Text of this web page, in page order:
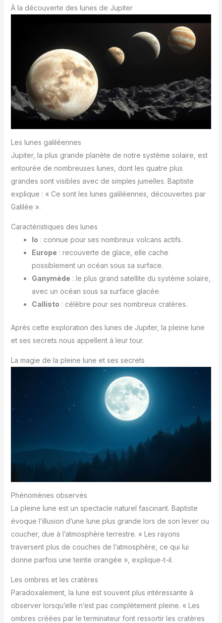
À la découverte des lunes de Jupiter
Les lunes galiléennes
Jupiter, la plus grande planète de notre système solaire, est
entourée de nombreuses lunes, dont les quatre plus
grandes sont visibles avec de simples jumelles. Baptiste
explique : « Ce sont les lunes galiléennes, découvertes par
Galilée ».
Caractéristiques des lunes
Io : connue pour ses nombreux volcans actifs.
Europe : recouverte de glace, elle cache
possiblement un océan sous sa surface.
Ganymède : le plus grand satellite du système solaire,
avec un océan sous sa surface glacée.
Callisto : célèbre pour ses nombreux cratères.
Après cette exploration des lunes de Jupiter, la pleine lune
et ses secrets nous appellent à leur tour.
La magie de la pleine lune et ses secrets
Phénomènes observés
La pleine lune est un spectacle naturel fascinant. Baptiste
évoque l’illusion d’une lune plus grande lors de son lever ou
coucher, due à l’atmosphère terrestre. « Les rayons
traversent plus de couches de l’atmosphère, ce qui lui
donne parfois une teinte orangée », explique-t-il.
Les ombres et les cratères
Paradoxalement, la lune est souvent plus intéressante à
observer lorsqu’elle n’est pas complètement pleine. « Les
ombres créées par le terminateur font ressortir les cratères